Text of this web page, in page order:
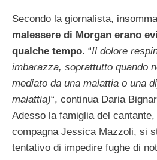
Secondo la giornalista,
malessere di Morgan erano
qualche tempo. “Il dolore
imbarazza, soprattutto quando
mediato da una malattia o una
malattia)“, continua Daria
Adesso la famiglia del
compagna Jessica Mazzoli, si
tentativo di impedire fughe di